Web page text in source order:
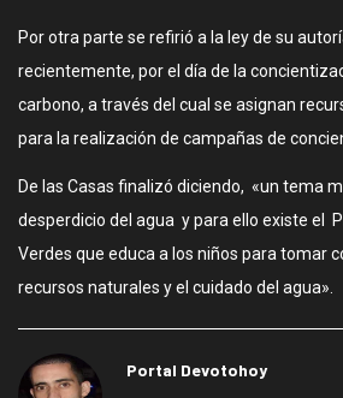
Por otra parte se refirió a la ley de su
recientemente, por el día de la
carbono, a través del cual se asignan
para la realización de campañas de
De las Casas finalizó diciendo, «un tema
desperdicio del agua y para ello existe el
Verdes que educa a los niños para tomar
recursos naturales y el cuidado del agua».
Portal Devotohoy